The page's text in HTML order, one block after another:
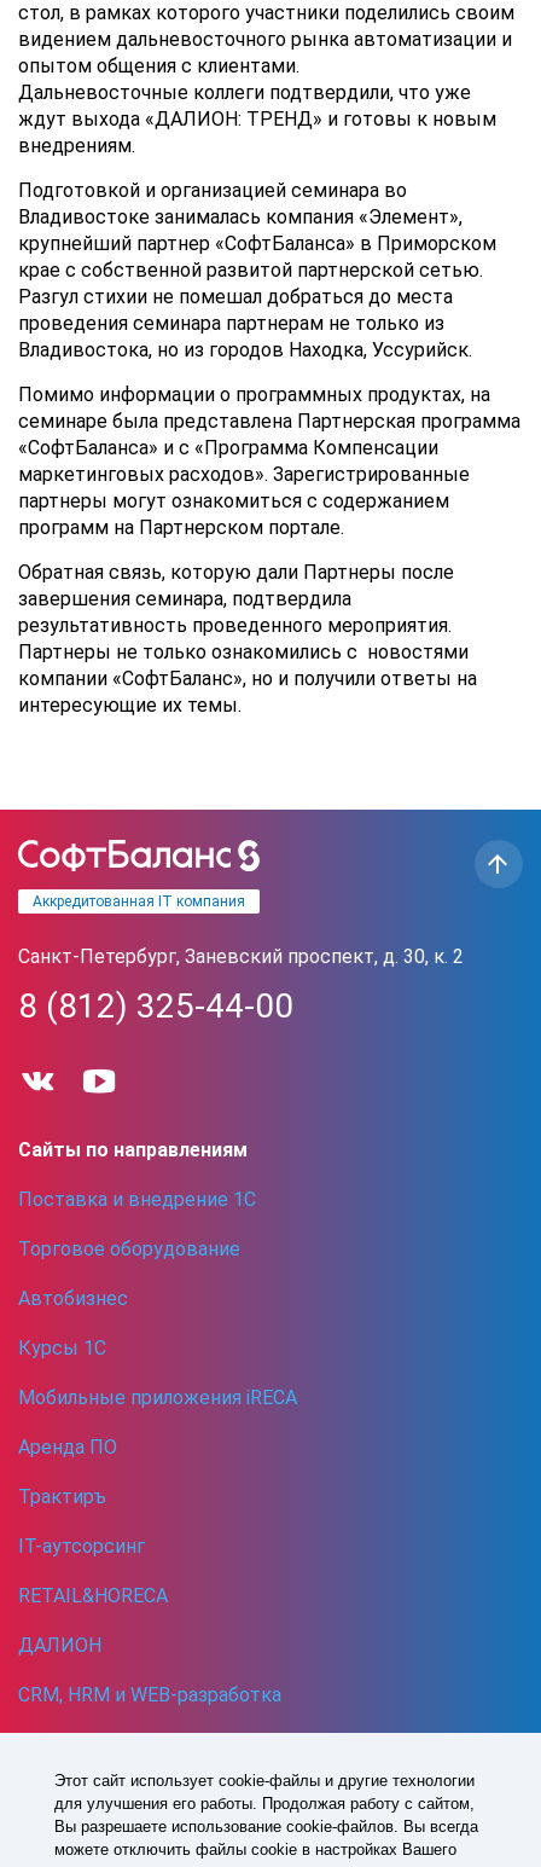
стол, в рамках которого участники поделились своим
видением дальневосточного рынка автоматизации и
опытом общения с клиентами.
Дальневосточные коллеги подтвердили, что уже
ждут выхода «ДАЛИОН: ТРЕНД» и готовы к новым
внедрениям.
Подготовкой и организацией семинара во
Владивостоке занималась компания «Элемент»,
крупнейший партнер «СофтБаланса» в Приморском
крае с собственной развитой партнерской сетью.
Разгул стихии не помешал добраться до места
проведения семинара партнерам не только из
Владивостока, но из городов Находка, Уссурийск.
Помимо информации о программных продуктах, на
семинаре была представлена Партнерская программа
«СофтБаланса» и с «Программа Компенсации
маркетинговых расходов». Зарегистрированные
партнеры могут ознакомиться с содержанием
программ на Партнерском портале.
Обратная связь, которую дали Партнеры после
завершения семинара, подтвердила
результативность проведенного мероприятия.
Партнеры не только ознакомились с новостями
компании «СофтБаланс», но и получили ответы на
интересующие их темы.
Аккредитованная IT компания
Санкт-Петербург, Заневский проспект, д. 30, к. 2
8 (812) 325-44-00
Сайты по направлениям
Поставка и внедрение 1С
Торговое оборудование
Автобизнес
Курсы 1С
Мобильные приложения iRECA
Аренда ПО
Трактиръ
IT-аутсорсинг
RETAIL&HORECA
ДАЛИОН
CRM, HRM и WEB-разработка
1993 -2026© Все права защищены
Политика в отношении обработки персональных данных
Согласие на обработку персональных данных
Этот сайт использует cookie-файлы и другие технологии
для улучшения его работы. Продолжая работу с сайтом,
Вы разрешаете использование cookie-файлов. Вы всегда
можете отключить файлы cookie в настройках Вашего